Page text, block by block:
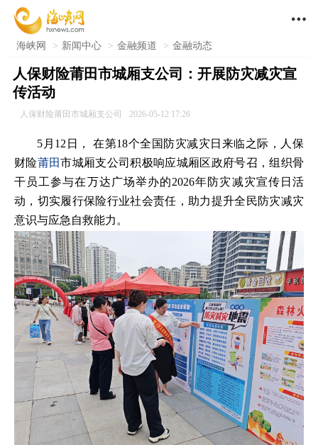

海峡网 > 新闻中心 > 金融频道 > 金融动态
人保财险莆田市城厢支公司：开展防灾减灾宣
传活动
人保财险莆田市城厢支公司 2026-05-12 17:26
5月12日， 在第18个全国防灾减灾日来临之际，人保
财险莆田市城厢支公司积极响应城厢区政府号召，组织骨
干员工参与在万达广场举办的2026年防灾减灾宣传日活
动，切实履行保险行业社会责任，助力提升全民防灾减灾
意识与应急自救能力。